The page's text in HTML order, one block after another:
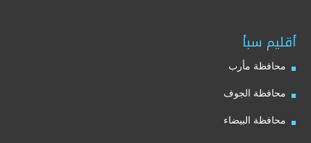
أقليم سبأ
محافظة مأرب
محافظة الجوف
محافظة البيضاء